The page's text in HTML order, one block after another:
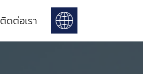
ติดต่อเรา